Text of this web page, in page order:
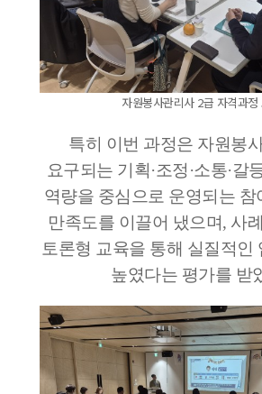
자원봉사관리사 2급 자격과정
특히 이번 과정은 자원봉
요구되는 기획·조정·소통·갈
역량을 중심으로 운영되는 참
만족도를 이끌어 냈으며, 사
토론형 교육을 통해 실질적인
높였다는 평가를 받